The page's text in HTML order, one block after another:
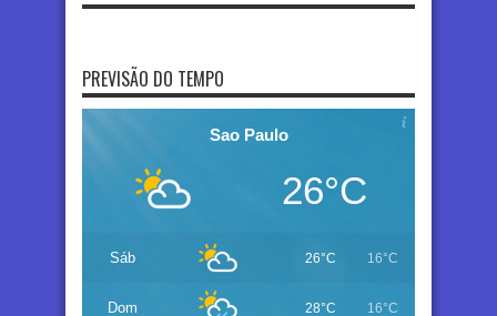
PREVISÃO DO TEMPO
Sao Paulo
26°C
Sáb 26°C 16°C
Dom 28°C 16°C